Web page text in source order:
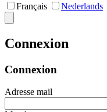
Français Nederlands
Connexion
Connexion
Adresse mail